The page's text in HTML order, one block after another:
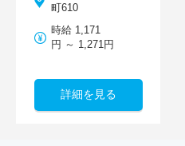
町610
時給 1,171
円 ～ 1,271円
詳細を見る